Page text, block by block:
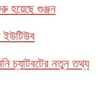
হয়েছে গুঞ্জন
ইউটিউব
চ্যাটবটের নতুন তথ্য